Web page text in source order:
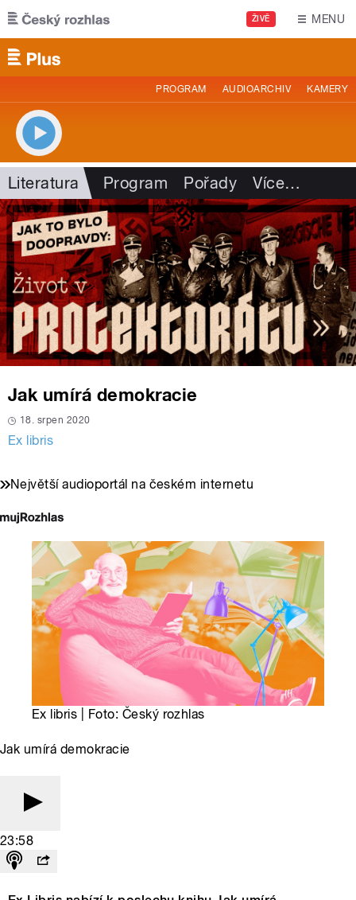
Přejít k hlavnímu obsahu
ŽIVĚ MENU
PROGRAM AUDIOARCHIV KAMERY
Literatura Program Pořady Více…
Jak umírá demokracie
18. srpen 2020
Ex libris
Největší audioportál na českém internetu
Ex libris | Foto: Český rozhlas
Jak umírá demokracie
23:58